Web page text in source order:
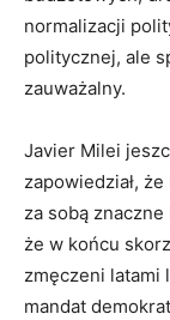
normalizacji
politycznej, ale
zauważalny.
Javier Milei
zapowiedział,
za sobą
że w końcu
zmęczeni latami
mandat